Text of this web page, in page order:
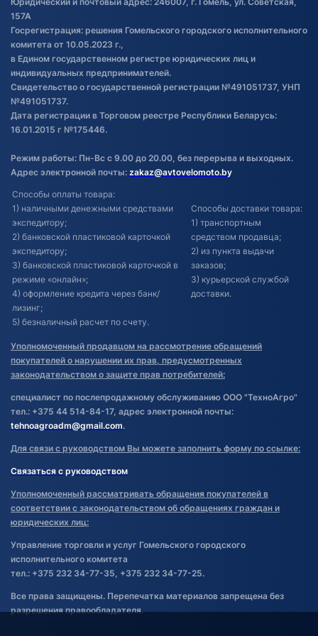
Постановка транспорта на учет
Обновления в ЭПТС 2024
157А
Госрегистрация: решения Гомельского городского исполнительного
комитета от 10.05.2023 г.,
в Едином государственном регистре юридических лиц и
индивидуальных предпринимателей.
Свидетельство о государственной регистрации №491051737, УНП
№491051737.
Дата регистрации в Торговом реестре Республики Беларусь:
16.01.2015 г №175446.
Режим работы: Пн-Вс с 9.00 до 20.00, без перерыва и выходных.
Адрес электронной почты: zakaz@avtovelomoto.by
Способы оплаты товара:
1) наличными денежными средствами
экспедитору;
2) банковской пластиковой карточкой
экспедитору;
3) банковской пластиковой карточкой в
режиме «онлайн»;
4) оформление кредита через банк/
лизинг;
5) безналичный расчет по счету.
Способы доставки товара:
1) транспортным
средством продавца;
2) из пункта выдачи
заказов;
3) курьерской службой
доставки.
Уполномоченный продавцом на рассмотрение обращений
покупателей о нарушении их прав, предусмотренных
законодательством о защите прав потребителей:
специалист по послепродажному обслуживанию ООО "ТехноАгро"
тел.: +375 44 514-84-17, адрес электронной почты:
tehnoagroadm@gmail.com.
Для связи с руководством Вы можете заполнить форму по ссылке:
Связаться с руководством
Уполномоченный рассматривать обращения покупателей в
соответствии с законодательством об обращениях граждан и
юридических лиц:
Управление торговли и услуг Гомельского городского
исполнительного комитета
тел.: +375 232 34-77-35, +375 232 34-77-25.
Все права защищены. Перепечатка материалов запрещена без
разрешения правообладателя.